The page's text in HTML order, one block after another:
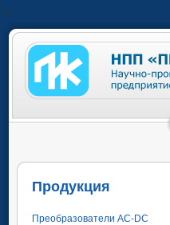
?>
Продукция
Преобразователи AC-DC